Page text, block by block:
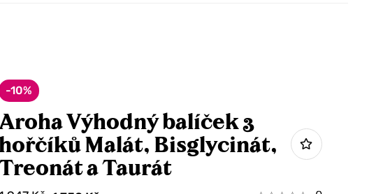
-10%
Aroha Výhodný balíček 3
hořčíků Malát, Bisglycinát,
a Taurát